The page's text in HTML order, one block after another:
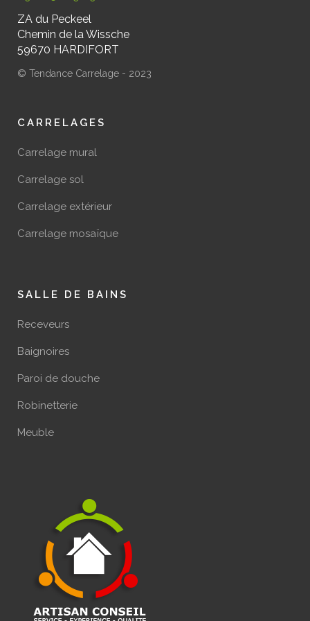
ZA du Peckeel
Chemin de la Wissche
59670 HARDIFORT
© Tendance Carrelage - 2023
CARRELAGES
Carrelage mural
Carrelage sol
Carrelage extérieur
Carrelage mosaïque
SALLE DE BAINS
Receveurs
Baignoires
Paroi de douche
Robinetterie
Meuble